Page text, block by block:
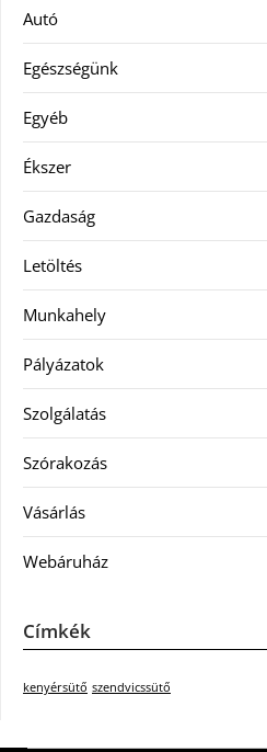
Autó
Egészségünk
Egyéb
Ékszer
Gazdaság
Letöltés
Munkahely
Pályázatok
Szolgálatás
Szórakozás
Vásárlás
Webáruház
Címkék
kenyérsütő szendvicssütő